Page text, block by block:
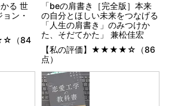
る 世
ン・
（84
「beの肩書き［完全版］本来
の自分とほしい未来をつなげる
「人生の肩書き」のみつけか
た、そだてかた」 兼松佳宏
【私の評価】★★★★☆（86
点）